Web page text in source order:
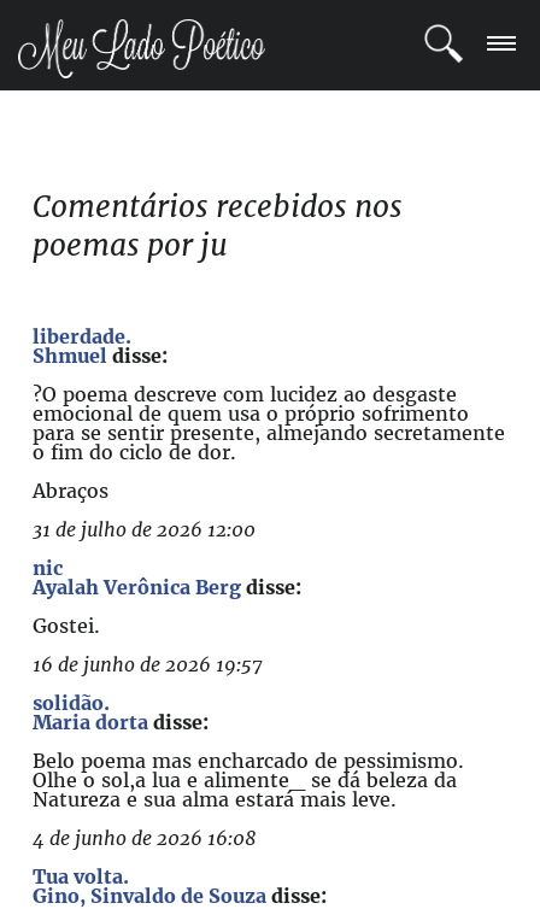
POETAS
COMUNIDADE
Comentários recebidos nos
poemas por ju
liberdade.
Shmuel disse:
?O poema descreve com lucidez ao desgaste
emocional de quem usa o próprio sofrimento
para se sentir presente, almejando secretamente
o fim do ciclo de dor.
Abraços
31 de julho de 2026 12:00
nic
Ayalah Verônica Berg disse:
Gostei.
16 de junho de 2026 19:57
solidão.
Maria dorta disse:
Belo poema mas encharcado de pessimismo.
Olhe o sol,a lua e alimente_ se dá beleza da
Natureza e sua alma estará mais leve.
4 de junho de 2026 16:08
Tua volta.
Gino, Sinvaldo de Souza disse: